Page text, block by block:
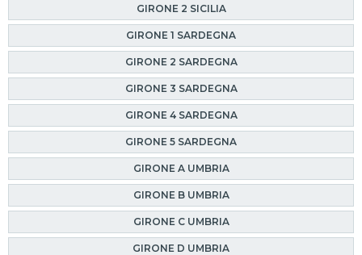
GIRONE 2 SICILIA
GIRONE 1 SARDEGNA
GIRONE 2 SARDEGNA
GIRONE 3 SARDEGNA
GIRONE 4 SARDEGNA
GIRONE 5 SARDEGNA
GIRONE A UMBRIA
GIRONE B UMBRIA
GIRONE C UMBRIA
GIRONE D UMBRIA